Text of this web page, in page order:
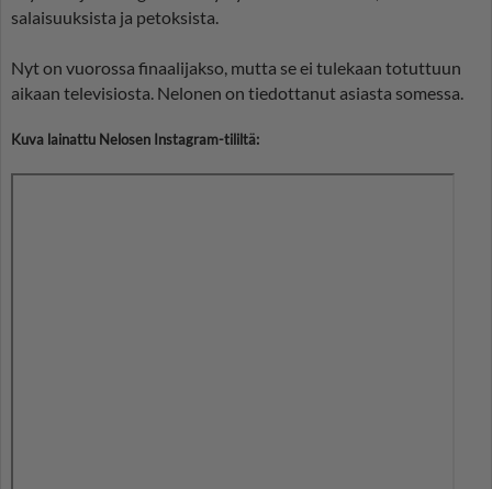
salaisuuksista ja petoksista.
Nyt on vuorossa finaalijakso, mutta se ei tulekaan totuttuun
aikaan televisiosta. Nelonen on tiedottanut asiasta somessa.
Kuva lainattu Nelosen Instagram-tililtä: